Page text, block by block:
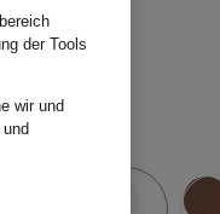
der Tools
wir und
und